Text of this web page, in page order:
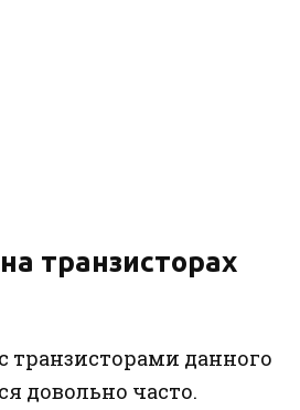
транзисторах
транзисторами данного
довольно часто.